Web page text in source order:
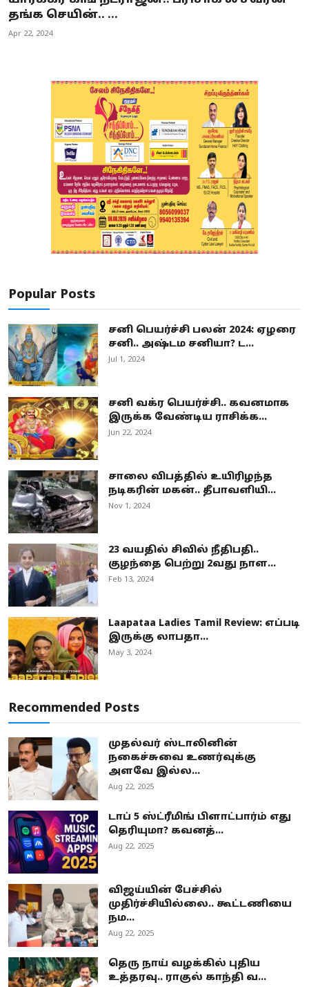
தங்க செயின்.. ...
Apr 22, 2024
Popular Posts
சனி பெயர்ச்சி பலன் 2024: ஏழரை
சனி.. அஷ்டம சனியா? ட...
Jul 1, 2024
சனி வக்ர பெயர்ச்சி.. கவனமாக
இருக்க வேண்டிய ராசிக்க...
Jun 22, 2024
சாலை விபத்தில் உயிரிழந்த
நடிகரின் மகன்.. தீபாவளியி...
Nov 1, 2024
23 வயதில் சிவில் நீதிபதி..
குழந்தை பெற்று 2வது நாள...
Feb 13, 2024
Laapataa Ladies Tamil Review: எப்படி
இருக்கு லாபதா...
May 3, 2024
Recommended Posts
முதல்வர் ஸ்டாலினின்
நகைச்சுவை உணர்வுக்கு
அளவே இல்ல...
Aug 22, 2025
டாப் 5 ஸ்ட்ரீமிங் பிளாட்பார்ம் எது
தெரியுமா? கவனத்...
Aug 22, 2025
விஜய்யின் பேச்சில்
முதிர்ச்சியில்லை.. கூட்டணியை
நம...
Aug 22, 2025
தெரு நாய் வழக்கில் புதிய
உத்தரவு.. ராகுல் காந்தி வ...